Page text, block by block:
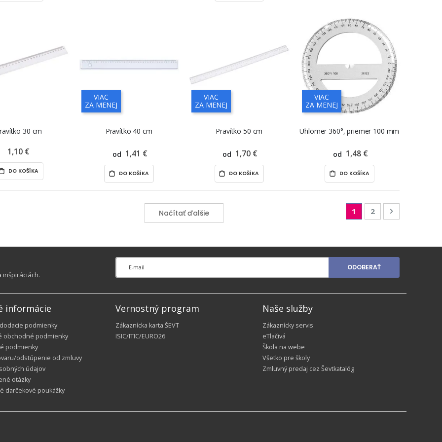
30 cm
1,10 €
DO KOŠÍKA
VIAC
ZA MENEJ
Pravítko 40 cm
od 1,41 €
DO KOŠÍKA
VIAC
ZA MENEJ
Pravítko 50 cm
od 1,70 €
DO KOŠÍKA
VIAC
ZA MENEJ
Uhlomer 360°, priemer 100 mm
od 1,48 €
DO KOŠÍKA
Načítať ďalšie
Page
You're currently
1 Page
2 Page
Nasledujúca
ODOBERAŤ
informácie
podmienky
obchodné podmienky
podmienky
odstúpenie od zmluvy
údajov
otázky
darčekové poukážky
Vernostný program
Zákaznícka karta ŠEVT
ISIC/ITIC/EURO26
Naše služby
Zákaznícky servis
eTlačivá
Škola na webe
Všetko pre školy
Zmluvný predaj cez Ševtkatalóg